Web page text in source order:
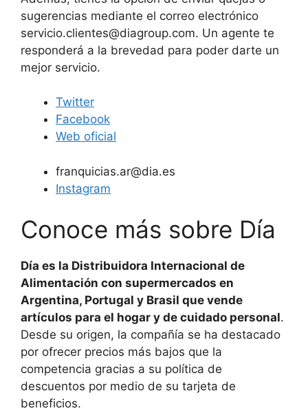
sugerencias mediante el correo electrónico
servicio.clientes@diagroup.com. Un agente te
responderá a la brevedad para poder darte un
mejor servicio.
Twitter
Facebook
Web oficial
franquicias.ar@dia.es
Instagram
Conoce más sobre Día
Día es la Distribuidora Internacional de
Alimentación con supermercados en
Argentina, Portugal y Brasil que vende
artículos para el hogar y de cuidado personal.
Desde su origen, la compañía se ha destacado
por ofrecer precios más bajos que la
competencia gracias a su política de
descuentos por medio de su tarjeta de
beneficios.